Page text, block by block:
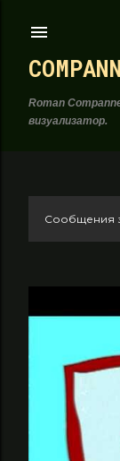
Roman
визуализатор.
С
о
Сообщения